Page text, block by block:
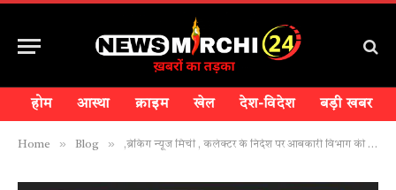
होम आस्था क्राइम खेल देश-विदेश बड़ी खबर
Home » Blog » ,ब्रेकिंग न्यूज मिर्ची , कलेक्टर के निर्देश पर आबकारी विभाग की रेड,उड़िसा की बीयर-व्हिस्की समेत बड़ी खेप बरामद!!